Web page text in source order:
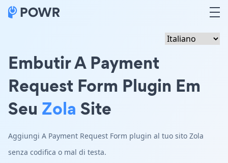
Embutir A Payment
Request Form Plugin Em
Seu Zola Site
Aggiungi A Payment Request Form plugin al tuo sito Zola
senza codifica o mal di testa.